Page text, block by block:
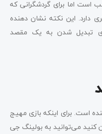
است اما برای گردشگرانی که
دارد. این نکته نشان دهنده
تبدیل شدن به یک مقصد
است. برای اینکه بازی مهیج
کنید می‌توانید به بولینگ جی